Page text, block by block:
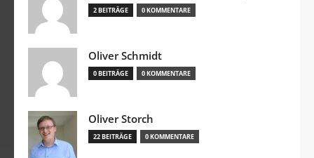
2 BEITRÄGE 0 KOMMENTARE
Oliver Schmidt
0 BEITRÄGE 0 KOMMENTARE
Oliver Storch
22 BEITRÄGE 0 KOMMENTARE